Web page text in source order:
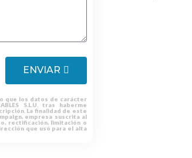
ENVIAR
que los datos de carácter
S.L.U. tras haberme
La finalidad de este
empresa suscrita al
rectificación, limitación o
que usó para el alta